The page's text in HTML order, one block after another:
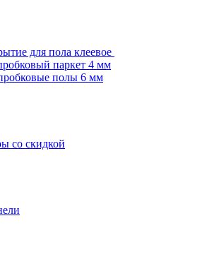
для пола клеевое
паркет 4 мм
полы 6 мм
со скидкой